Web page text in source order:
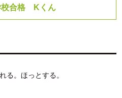
校合格 Kくん
る。ほっとする。